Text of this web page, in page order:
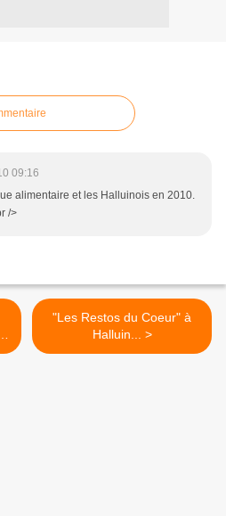
09:16
alimentaire et les Halluinois en 2010.
/>
"Les Restos du Coeur" à
Halluin... >